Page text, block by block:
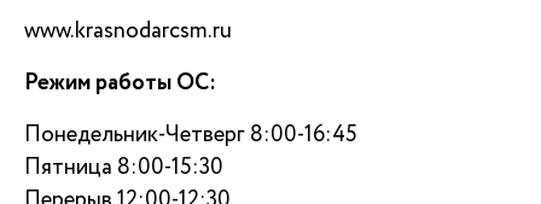
www.krasnodarcsm.ru
Режим работы ОС:
Понедельник-Четверг 8:00-16:45
Пятница 8:00-15:30